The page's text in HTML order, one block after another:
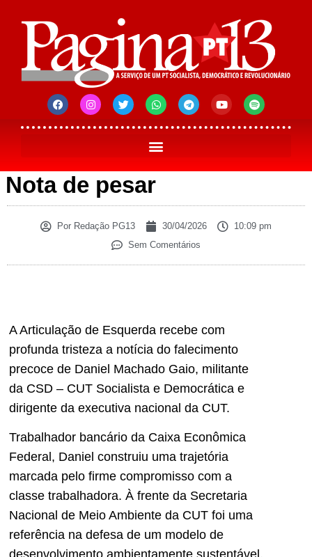
Nota de pesar
Por Redação PG13 30/04/2026
10:09 pm
Sem Comentários
A Articulação de Esquerda recebe com
profunda tristeza a notícia do falecimento
precoce de Daniel Machado Gaio, militante
da CSD – CUT Socialista e Democrática e
dirigente da executiva nacional da CUT.
Trabalhador bancário da Caixa Econômica
Federal, Daniel construiu uma trajetória
marcada pelo firme compromisso com a
classe trabalhadora. À frente da Secretaria
Nacional de Meio Ambiente da CUT foi uma
referência na defesa de um modelo de